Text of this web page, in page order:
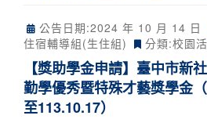
公告日期:2024 年 10 月 14 日
住宿輔導組(生住組)
分類:校園
【獎助學金申請】臺中市新
勤學優秀暨特殊才藝獎學金
至113.10.17）